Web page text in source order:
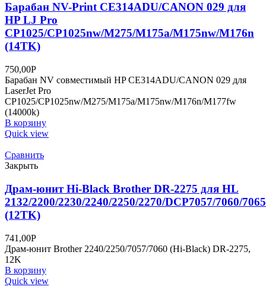
Барабан NV-Print CE314ADU/CANON 029 для
HP LJ Pro
CP1025/CP1025nw/M275/M175a/M175nw/M176n
(14TK)
750,00Р
Барабан NV совместимый HP CE314ADU/CANON 029 для
LaserJet Pro
CP1025/CP1025nw/M275/M175a/M175nw/M176n/M177fw
(14000k)
В корзину
Quick view
Сравнить
Закрыть
Драм-юнит Нi-Black Brother DR-2275 для HL
2132/2200/2230/2240/2250/2270/DCP7057/7060/7065
(12TK)
741,00Р
Драм-юнит Brother 2240/2250/7057/7060 (Нi-Black) DR-2275,
12K
В корзину
Quick view